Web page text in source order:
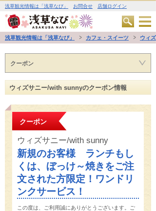
浅草観光情報は「浅草なび」 お問合せ 店舗ログイン
浅草観光情報は「浅草なび」 カフェ・スイーツ ウィ
クーポン
ウィズサニー/with sunnyのクーポン情報
クーポン
ウィズサニー/with sunny
新規のお客様 ランチもし
くは、ぼっけ～焼きをご注
文された方限定！ワンドリ
ンクサービス！
この度は、ご利用誠にありがとうございます。ご